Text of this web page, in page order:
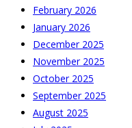
February 2026
January 2026
December 2025
November 2025
October 2025
September 2025
August 2025